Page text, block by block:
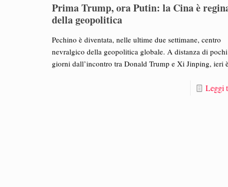
Prima Trump, ora Putin: la Cina è
della geopolitica
Pechino è diventata, nelle ultime due settimane, centro
nevralgico della geopolitica globale. A distanza di pochi
giorni dall’incontro tra Donald Trump e Xi Jinping, ieri
Leggi